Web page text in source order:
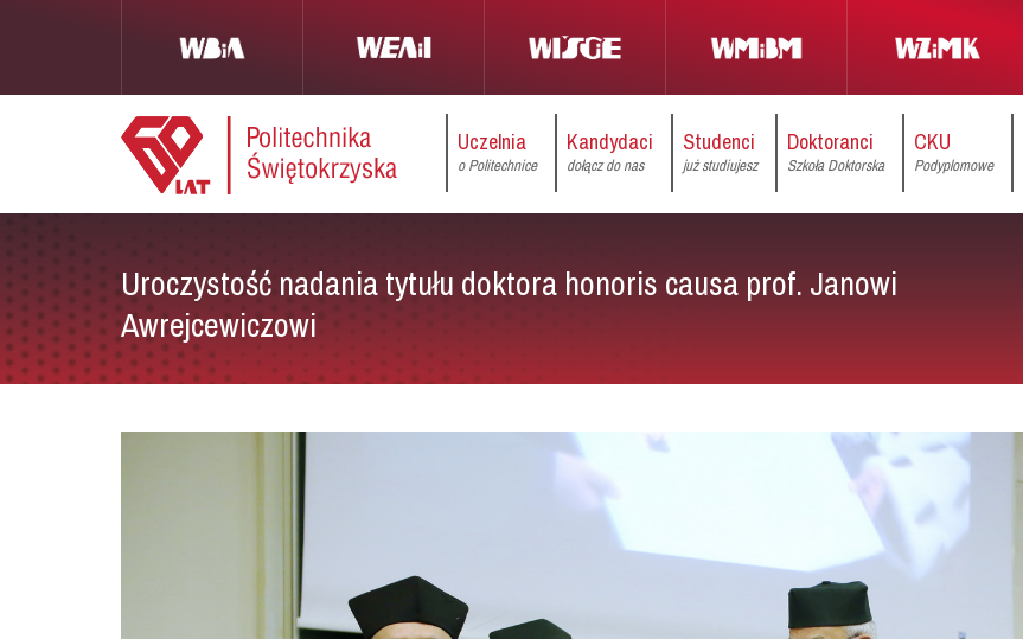
Uczelnia
o Politechnice
Kandydaci
dołącz do nas
Studenci
już studiujesz
Doktoranci
Szkoła Doktorska
CKU
Podyplomowe
Uroczystość nadania tytułu doktora honoris causa prof. Janowi
Awrejcewiczowi